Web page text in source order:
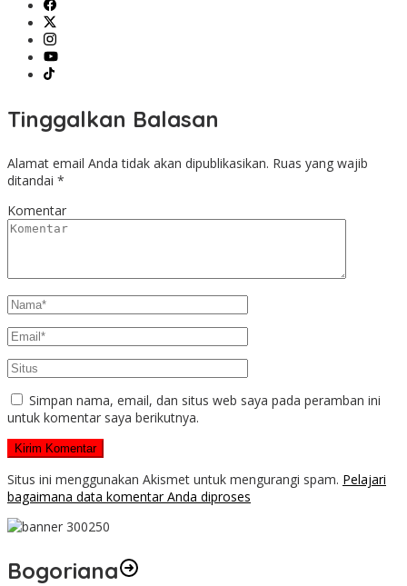
Tinggalkan Balasan
Alamat email Anda tidak akan dipublikasikan. Ruas yang wajib
ditandai *
Komentar
Simpan nama, email, dan situs web saya pada peramban ini
untuk komentar saya berikutnya.
Situs ini menggunakan Akismet untuk mengurangi spam. Pelajari
bagaimana data komentar Anda diproses
Bogoriana